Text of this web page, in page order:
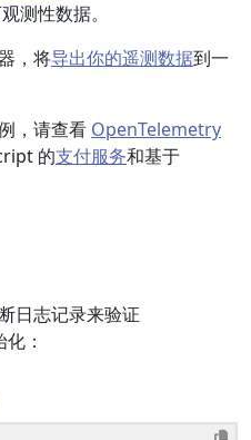
测性数据。
，将导出你的遥测数据到一
，请查看 OpenTelemetry
的支付服务和基于
日志记录来验证
：